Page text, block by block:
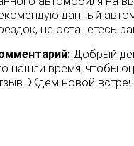
данный
не останетесь
Добрый
нашли время, чтобы
Ждем новой